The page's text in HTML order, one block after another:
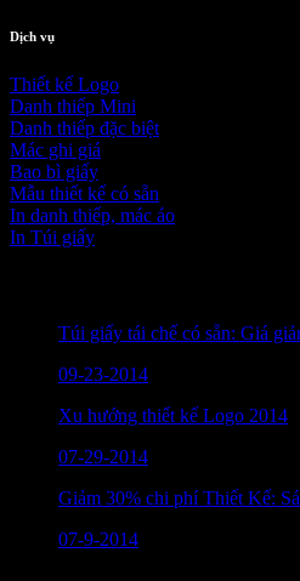
Dịch vụ
Thiết kế Logo
Danh thiếp Mini
Danh thiếp đặc biệt
Mác ghi giá
Bao bì giấy
Mẫu thiết kế có sẵn
In danh thiếp, mác áo
In Túi giấy
Túi giấy tái chế có sẵn: Giá
09-23-2014
Xu hướng thiết kế Logo 2014
07-29-2014
Giảm 30% chi phí Thiết Kế:
07-9-2014